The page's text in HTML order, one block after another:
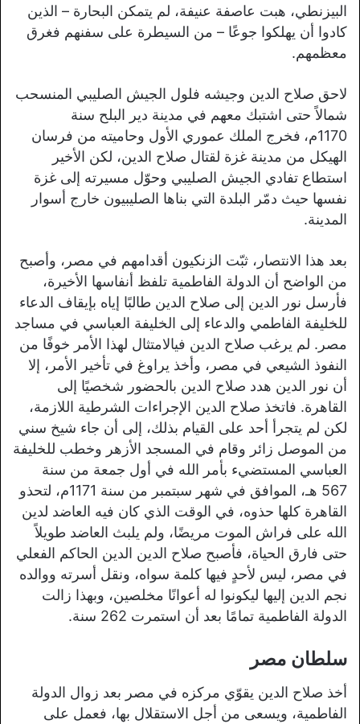
البيزنطي، هبت عاصفة عنيفة، لم يتمكن البحارة – الذين
كادوا أن يهلكوا جوعًا – من السيطرة على سفنهم فغرق
معظمهم.
لاحق صلاح الدين وجيشه فلول الجيش الصليبي المنسحب
شمالاً حتى اشتبك معهم في مدينة دير البلح سنة
1170م،
فخرج الملك عموري الأول وحاميته من فرسان
الهيكل من مدينة غزة لقتال صلاح الدين، لكن الأخير
استطاع تفادي الجيش الصليبي وحوّل مسيرته إلى غزة
نفسها حيث دمّر البلدة التي بناها الصليبيون خارج أسوار
المدينة.
بعد هذا الانتصار، ثبّت الزنكيون أقدامهم في مصر، وأصبح
من الواضح أن الدولة الفاطمية تلفظ أنفاسها الأخيرة،
فأرسل نور الدين إلى صلاح الدين طالبًا إياه بإيقاف الدعاء
للخليفة الفاطمي والدعاء إلى الخليفة العباسي في مساجد
مصر. لم يرغب صلاح الدين فيالامتثال لهذا الأمر خوفًا من
النفوذ الشيعي في مصر، وأخذ يراوغ في تأخير الأمر، إلا
أن نور الدين هدد صلاح الدين بالحضور شخصيًا إلى
القاهرة. فاتخذ صلاح الدين الإجراءات الشرطية اللازمة،
لكن لم يتجرأ أحد على القيام بذلك، إلى أن جاء شيخ سني
من الموصل زائر وقام في المسجد الأزهر وخطب للخليفة
العباسي المستضيء بأمر الله في أول جمعة من سنة
567 هـ، الموافق في شهر سبتمبر من سنة 1171م، لتحذو
القاهرة كلها حذوه، في الوقت الذي كان فيه العاضد لدين
الله على فراش الموت مريضًا، ولم يلبث العاضد طويلاً
حتى فارق الحياة، فأصبح صلاح الدين الدين الحاكم الفعلي
في مصر، ليس لأحدٍ فيها كلمة سواه، ونقل أسرته ووالده
نجم الدين إليها ليكونوا له أعوانًا مخلصين، وبهذا زالت
الدولة الفاطمية تمامًا بعد أن استمرت 262 سنة.
سلطان مصر
أخذ صلاح الدين يقوّي مركزه في مصر بعد زوال الدولة
الفاطمية، ويسعى من أجل الاستقلال بها، فعمل على